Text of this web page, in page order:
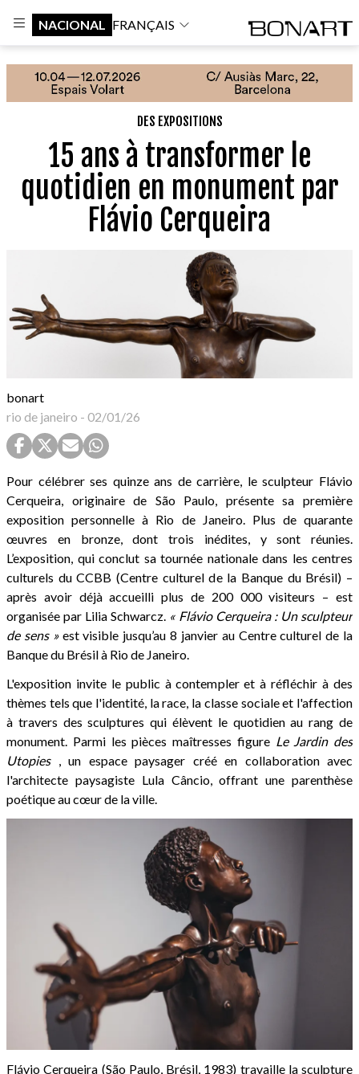
NACIONAL FRANÇAIS
DES EXPOSITIONS
15 ans à transformer le
quotidien en monument par
Flávio Cerqueira
bonart
rio de janeiro - 02/01/26
Pour célébrer ses quinze ans de carrière, le sculpteur Flávio
Cerqueira, originaire de São Paulo, présente sa première
exposition personnelle à Rio de Janeiro. Plus de quarante
œuvres en bronze, dont trois inédites, y sont réunies.
L’exposition, qui conclut sa tournée nationale dans les centres
culturels du CCBB (Centre culturel de la Banque du Brésil) –
après avoir déjà accueilli plus de 200 000 visiteurs – est
organisée par Lilia Schwarcz. « Flávio Cerqueira : Un sculpteur
de sens »est visible jusqu’au 8 janvier au Centre culturel de la
Banque du Brésil à Rio de Janeiro.
L'exposition invite le public à contempler et à réfléchir à des
thèmes tels que l'identité, la race, la classe sociale et l'affection
à travers des sculptures qui élèvent le quotidien au rang de
monument. Parmi les pièces maîtresses figure Le Jardin des
Utopies, un espace paysager créé en collaboration avec
l'architecte paysagiste Lula Câncio, offrant une parenthèse
poétique au cœur de la ville.
Flávio Cerqueira (São Paulo, Brésil, 1983) travaille la sculpture